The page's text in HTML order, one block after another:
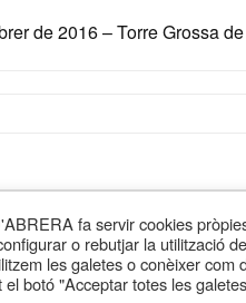
de 2016 – Torre Grossa
fa servir cookies
o rebutjar la utilització
les galetes o conèixer com
botó "Acceptar totes les